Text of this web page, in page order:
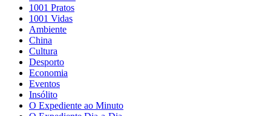
1001 Pratos
1001 Vidas
Ambiente
China
Cultura
Desporto
Economia
Eventos
Insólito
O Expediente ao Minuto